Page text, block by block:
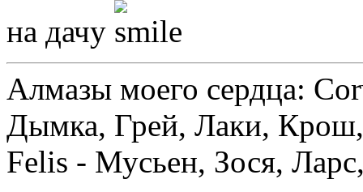
на дачу
Алмазы моего сердца:
Дымка, Грей, Лаки,
Felis - Мусьен, Зося,